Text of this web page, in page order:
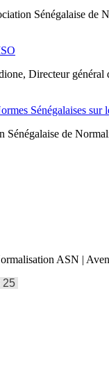
Sénégalaise de
Directeur général
Sénégalaises sur
Sénégalaise de
ASN |
25